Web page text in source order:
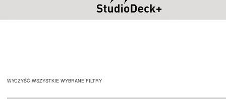
WYCZYŚĆ WSZYSTKIE WYBRANE FILTRY